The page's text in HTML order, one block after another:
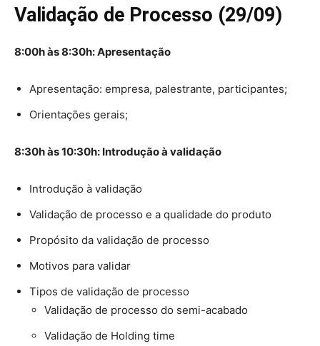
Validação de Processo (29/09)
8:00h às 8:30h: Apresentação
Apresentação: empresa, palestrante, participantes;
Orientações gerais;
8:30h às 10:30h: Introdução à validação
Introdução à validação
Validação de processo e a qualidade do produto
Propósito da validação de processo
Motivos para validar
Tipos de validação de processo
Validação de processo do semi-acabado
Validação de Holding time